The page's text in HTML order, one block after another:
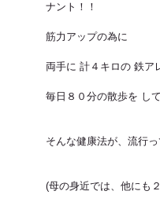
ナント！！
筋力アップの為に
両手に 計４キロの 鉄ア
毎日８０分の散歩を し
そんな健康法が、流行
(母の身近では、他にも